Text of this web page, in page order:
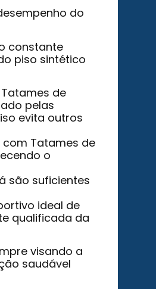
do
constante
piso sintético
de
pelas
evita outros
Tatames de
o
são suficientes
ideal de
qualificada da
visando a
saudável